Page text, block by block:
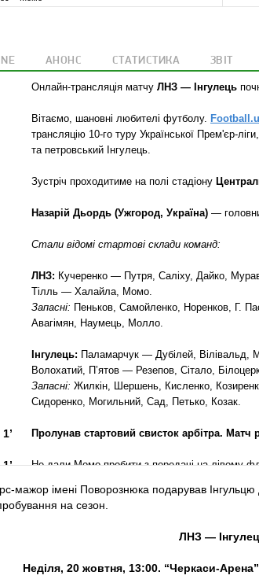
АНОНС СТАТИСТИКА ЗВІТ
Онлайн-трансляція матчу ЛНЗ — Інгулець
Вітаємо, шановні любителі футболу.
трансляцію 10-го туру Української Прем'єр-
та петровський Інгулець.
Зустріч проходитиме на полі стадіону
Назарій Дьордь (Ужгород, Україна) —
Стали відомі стартові склади команд:
ЛНЗ: Кучеренко — Путря, Саліху, Дайко,
Тілль — Халайла, Момо.
Запасні: Пеньков, Самойленко, Норенков, Г.
Авагімян, Наумець, Молло.
Інгулець: Паламарчук — Дубілей,
Волохатий, П’ятов — Резепов, Сітало,
Запасні: Жилкін, Шершень, Кисленко,
Сидоренко, Могильний, Сад, Петько, Козак.
1’ Пролунав стартовий свисток арбітра. Матч
1’ Не дали Момо пробити з передачі на лівому
3’ ЛНЗ тримає м'яч на старті зустрічі.
мажор імені Поворознюка подарував
на сезон.
ЛНЗ —
Недiля, 20 жовтня, 13:00. “Черкаси-Арена”